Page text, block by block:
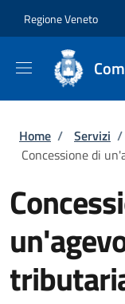
Regione Veneto
Briciole
Home / Servizi /
Concessione di